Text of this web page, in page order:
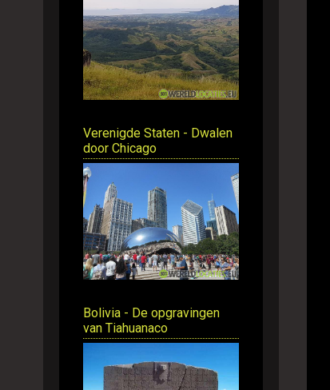
Verenigde Staten - Dwalen
door Chicago
Bolivia - De opgravingen
van Tiahuanaco